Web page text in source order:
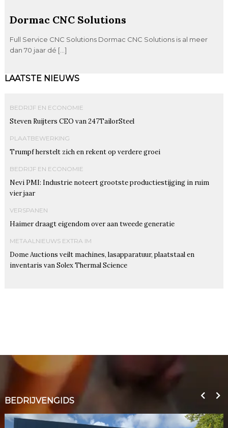
Dormac CNC Solutions
Full Service CNC Solutions Dormac CNC Solutions is al meer
dan 70 jaar dé […]
LAATSTE NIEUWS
BEDRIJF EN ECONOMIE
Steven Ruijters CEO van 247TailorSteel
PLAATBEWERKING
Trumpf herstelt zich en rekent op verdere groei
BEDRIJF EN ECONOMIE
Nevi PMI: Industrie noteert grootste productiestijging in ruim
vier jaar
VERSPANEN
Haimer draagt eigendom over aan tweede generatie
METAALNIEUWS EXTRA IM
Dome Auctions veilt machines, lasapparatuur, plaatstaal en
inventaris van Solex Thermal Science
BEDRIJVENGIDS